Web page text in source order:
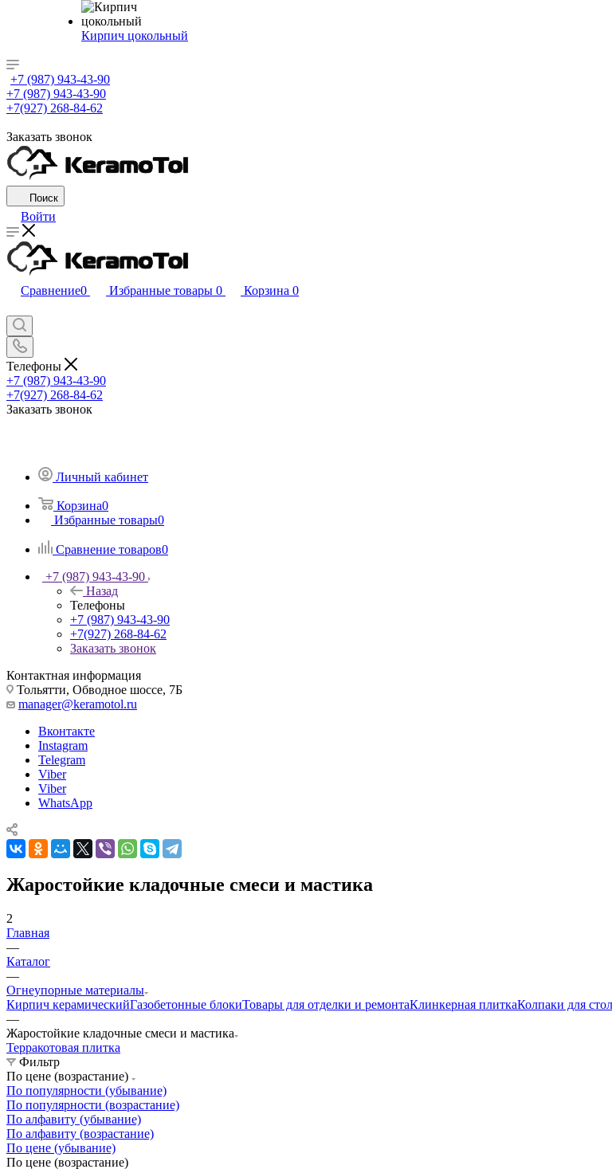
Кирпич цокольный
+7 (987) 943-43-90
+7 (987) 943-43-90
+7(927) 268-84-62
Заказать звонок
Поиск
Войти
Сравнение0 Избранные товары 0 Корзина 0
Телефоны
+7 (987) 943-43-90
+7(927) 268-84-62
Заказать звонок
Личный кабинет
Корзина0
Избранные товары0
Сравнение товаров0
+7 (987) 943-43-90
Назад
Телефоны
+7 (987) 943-43-90
+7(927) 268-84-62
Заказать звонок
Контактная информация
Тольятти, Обводное шоссе, 7Б
manager@keramotol.ru
Вконтакте
Instagram
Telegram
Viber
Viber
WhatsApp
Жаростойкие кладочные смеси и мастика
2
Главная
—
Каталог
—
Огнеупорные материалы
Кирпич керамическийГазобетонные блокиТовары для отделки и ремонтаКлинкерная плиткаКолпаки для
—
Жаростойкие кладочные смеси и мастика
Терракотовая плитка
Фильтр
По цене (возрастание)
По популярности (убывание)
По популярности (возрастание)
По алфавиту (убывание)
По алфавиту (возрастание)
По цене (убывание)
По цене (возрастание)